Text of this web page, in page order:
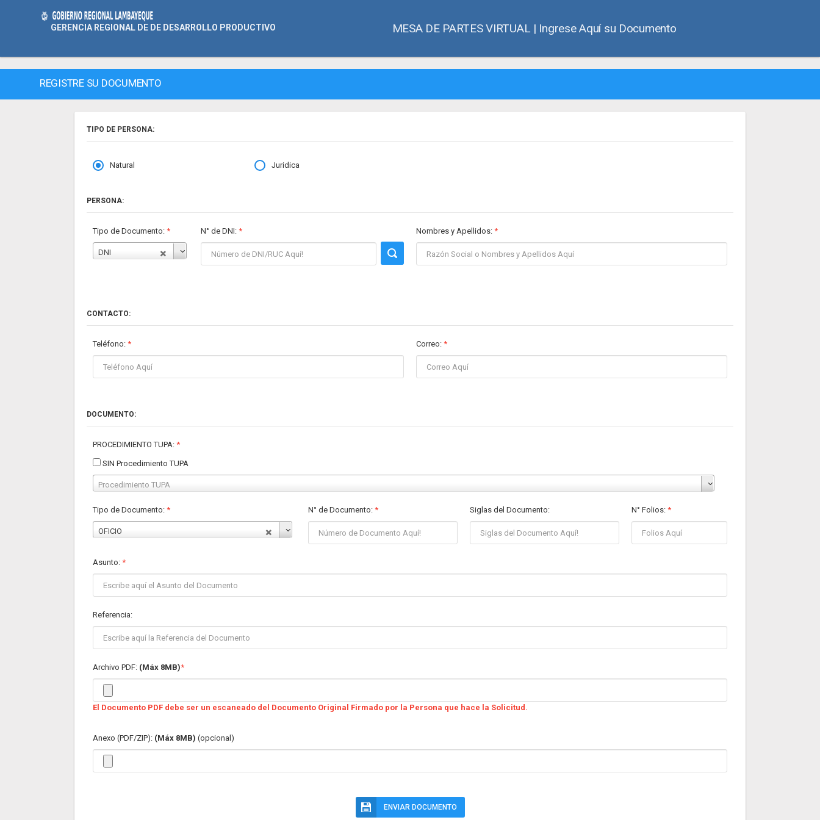
GERENCIA REGIONAL DE DE DESARROLLO PRODUCTIVO MESA DE PARTES VIRTUAL | Ingrese Aquí su Documento
REGISTRE SU DOCUMENTO
TIPO DE PERSONA:
Natural Juridica
PERSONA:
Tipo de Documento: *
DNI
N° de DNI: * Nombres y Apellidos: *
CONTACTO:
Teléfono: * Correo: *
DOCUMENTO:
PROCEDIMIENTO TUPA: *
SIN Procedimiento TUPA
Procedimiento TUPA
Tipo de Documento: *
OFICIO
N° de Documento:* Siglas del Documento: N° Folios:*
Asunto: *
Referencia:
Archivo PDF: (Máx 8MB)*
El Documento PDF debe ser un escaneado del Documento Original Firmado por la Persona que hace la Solicitud.
Anexo (PDF/ZIP): (Máx 8MB) (opcional)
ENVIAR DOCUMENTO